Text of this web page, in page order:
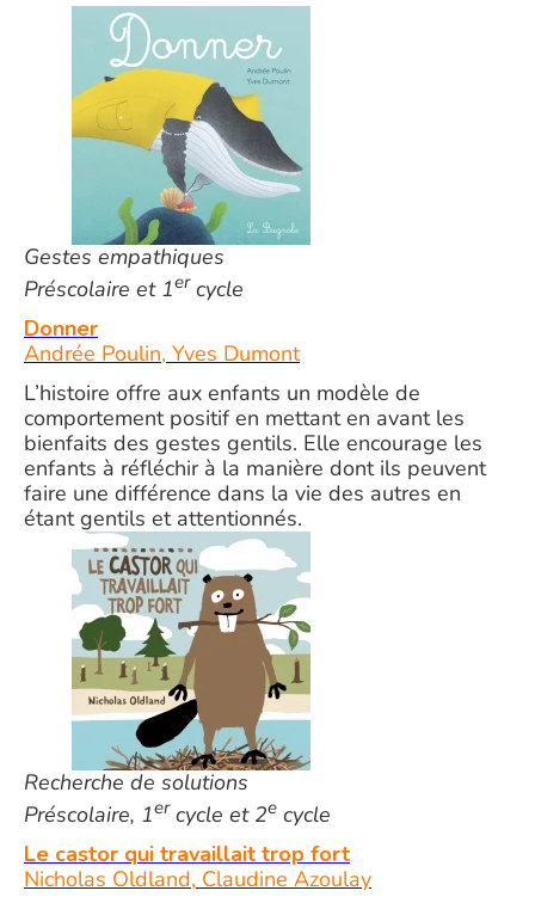
Gestes empathiques
Préscolaire et 1ercycle
Donner
Andrée Poulin, Yves Dumont
L’histoire offre aux enfants un modèle de
comportement positif en mettant en avant les
bienfaits des gestes gentils. Elle encourage les
enfants à réfléchir à la manière dont ils peuvent
faire une différence dans la vie des autres en
étant gentils et attentionnés.
Recherche de solutions
Préscolaire, 1ercycle et 2e cycle
Le castor qui travaillait trop fort
Nicholas Oldland, Claudine Azoulay